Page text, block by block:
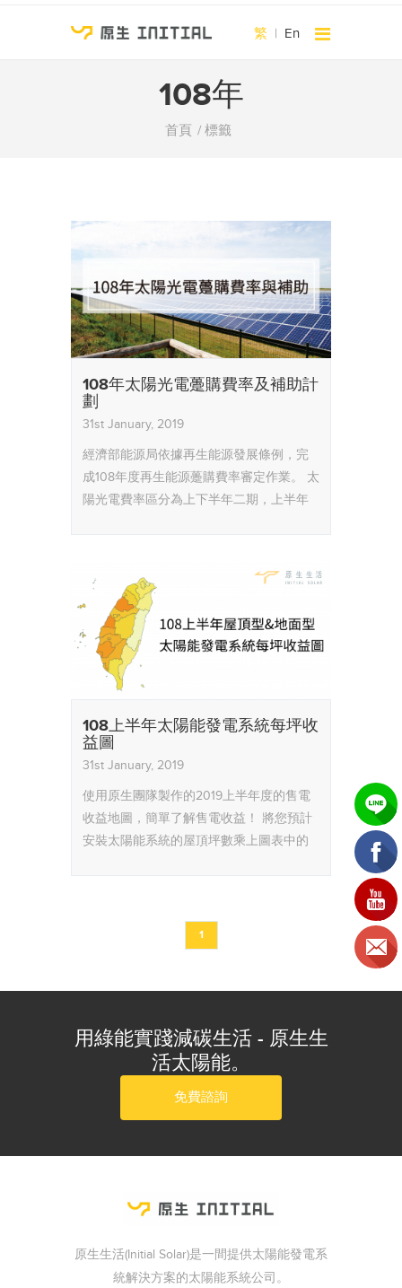
繁 | En
108年
首頁 標籤
108年太陽光電躉購費率及補助計
劃
31st January, 2019
經濟部能源局依據再生能源發展條例，完
成108年度再生能源躉購費率審定作業。
太
陽光電費率區分為上下半年二期，上半年
108上半年太陽能發電系統每坪收
益圖
31st January, 2019
使用原生團隊製作的2019上半年度的售電
收益地圖，簡單了解售電收益！
將您預計
安裝太陽能系統的屋頂坪數乘上圖表中的
1
用綠能實踐減碳生活 - 原生生
活太陽能。
免費諮詢
原生生活(Initial Solar)是一間提供太陽能發電系
統解決方案的太陽能系統公司。